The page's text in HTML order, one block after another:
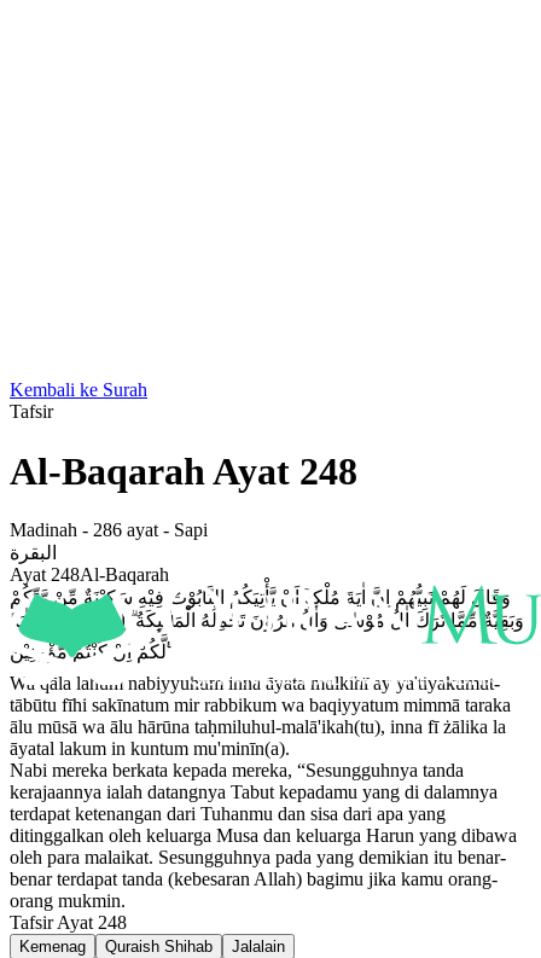
Kembali ke Surah
Tafsir
Al-BaqarahAyat 248
Madinah - 286 ayat - Sapi
البقرة
Ayat 248Al-Baqarah
وَقَالَ لَهُمْ نَبِيُّهُمْ اِنَّ اٰيَةَ مُلْكِهٖٓ اَنْ يَّأْتِيَكُمُ التَّابُوْتُ فِيْهِ سَكِيْنَةٌ مِّنْ رَّبِّكُمْ
وَبَقِيَّةٌ مِّمَّا تَرَكَ اٰلُ مُوْسٰى وَاٰلُ هٰرُوْنَ تَحْمِلُهُ الْمَلٰۤىِٕكَةُ ۗ اِنَّ فِيْ ذٰلِكَ لَاٰيَةً
لَّكُمْ اِنْ كُنْتُمْ مُّؤْمِنِيْنَ ࣖ
Wa qāla lahum nabiyyuhum inna āyata mulkihī ay ya'tiyakumut-
tābūtu fīhi sakīnatum mir rabbikum wa baqiyyatum mimmā taraka
ālu mūsā wa ālu hārūna taḥmiluhul-malā'ikah(tu), inna fī żālika la
āyatal lakum in kuntum mu'minīn(a).
Nabi mereka berkata kepada mereka, “Sesungguhnya tanda
kerajaannya ialah datangnya Tabut kepadamu yang di dalamnya
terdapat ketenangan dari Tuhanmu dan sisa dari apa yang
ditinggalkan oleh keluarga Musa dan keluarga Harun yang dibawa
oleh para malaikat. Sesungguhnya pada yang demikian itu benar-
benar terdapat tanda (kebesaran Allah) bagimu jika kamu orang-
orang mukmin.
Tafsir Ayat 248
Kemenag Quraish Shihab Jalalain